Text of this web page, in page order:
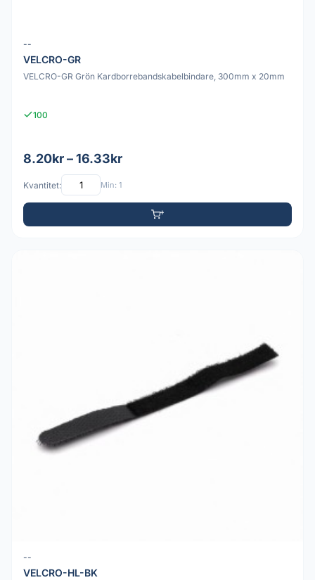
--
VELCRO-GR
VELCRO-GR Grön Kardborrebandskabelbindare, 300mm x 20mm
100
8.20kr – 16.33kr
Kvantitet: Min: 1
--
VELCRO-HL-BK